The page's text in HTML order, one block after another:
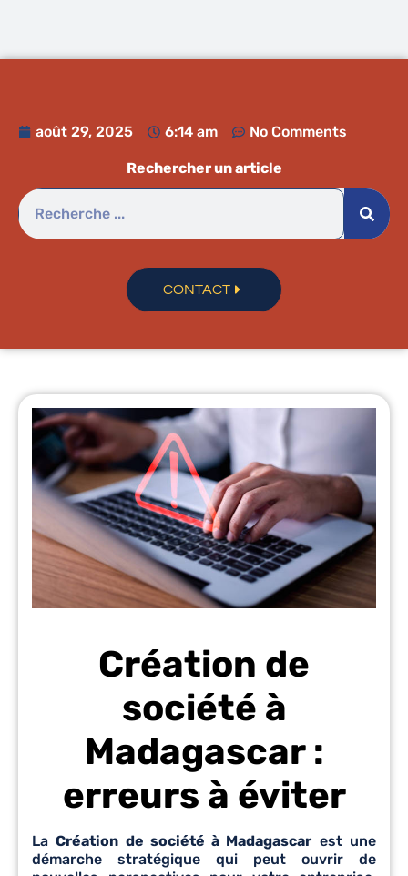
août 29, 2025 6:14 am No Comments
Rechercher un article
CONTACT
Création de
société à
Madagascar :
erreurs à éviter
LaCréation de société à Madagascar est une
démarche stratégique qui peut ouvrir de